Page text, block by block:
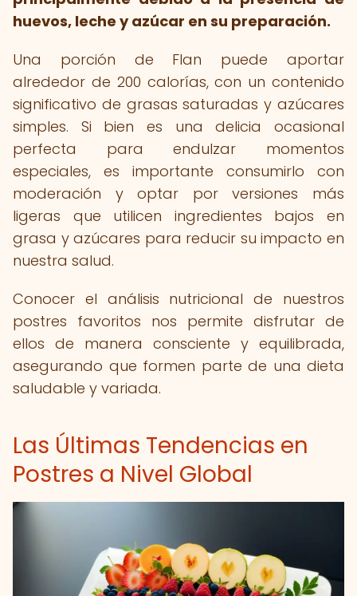
huevos, leche y azúcar en su preparación.
Una porción de Flan puede aportar
alrededor de 200 calorías, con un contenido
significativo de grasas saturadas y azúcares
simples. Si bien es una delicia ocasional
perfecta para endulzar momentos
especiales, es importante consumirlo con
moderación y optar por versiones más
ligeras que utilicen ingredientes bajos en
grasa y azúcares para reducir su impacto en
nuestra salud.
Conocer el análisis nutricional de nuestros
postres favoritos nos permite disfrutar de
ellos de manera consciente y equilibrada,
asegurando que formen parte de una dieta
saludable y variada.
Las Últimas Tendencias en
Postres a Nivel Global